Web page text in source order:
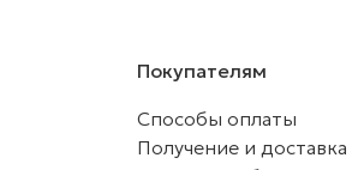
Покупателям
Способы оплаты
Получение и доставка